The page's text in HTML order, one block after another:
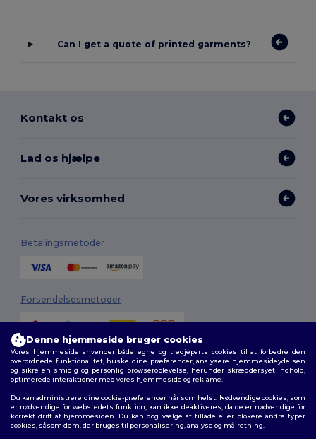
Can I get a quote of printed garments?
Kontakt os
Lad os hjælpe
Vores virksomhed
Betalingsmetoder
Forsendelsesmetoder
Følg os
Denne hjemmeside bruger cookies
Vores hjemmeside anvender både egne og tredjeparts cookies til at forbedre den
overordnede funktionalitet, huske dine præferencer, analysere hjemmesideydelsen
og sikre en smidig og personlig browseroplevelse, herunder skræddersyet indhold,
optimerede interaktioner med vores hjemmeside og reklame.
Du kan administrere dine cookie-præferencer når som helst. Nødvendige cookies, som
er nødvendige for webstedets funktion, kan ikke deaktiveres, da de er nødvendige for
korrekt drift af hjemmesiden. Du kan dog vælge at tillade eller blokere andre typer
cookies, såsom dem, der bruges til personalisering, analyse og målretning.